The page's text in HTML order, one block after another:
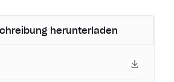
herunterladen